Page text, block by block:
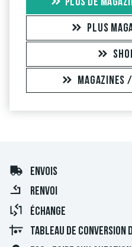
PLUS
MAGAZINES
ENVOIS
RENVOI
ÉCHANGE
TABLEAU DE CONVERSION